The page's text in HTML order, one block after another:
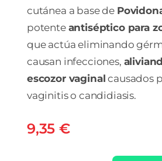
cutánea a base de
potente antiséptico para
que actúa eliminando
causan infecciones,
escozor vaginal causados
vaginitis o candidiasis.
9,35 €